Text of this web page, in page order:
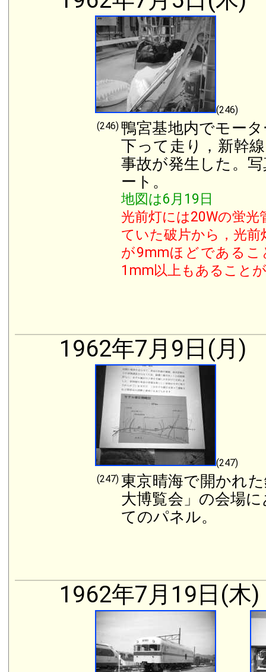
(246)
(246) 鴨宮基地内でモー
下って走り，新幹
事故が発生した。
ート。
地図は6月19日
光前灯には20Wの蛍
ていた破片から，光
が9mmほどであるこ
1mm以上もあること
1962年7月9日(月)
(247)
(247) 東京晴海で開かれ
大博覧会」の会場
てのパネル。
1962年7月19日(木)